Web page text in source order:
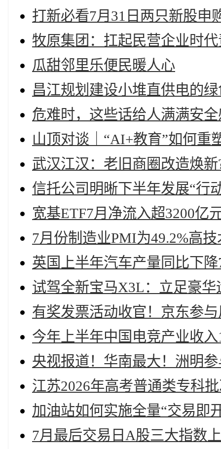
打新必看7月31日两只新股申
牧原集团：扛起民营企业时
瓜甜邻里乐便民暖人心
昌江规划建设小堆直供电的
危难时，这些话给人满满安
山顶对谈｜“AI+教育”如何重
武汉江汉：老旧商圈改造焕
信托公司明晰下半年发展“行
宽基ETF7月净流入超3200亿
7月份制造业PMI为49.2%高
英国上半年汽车产量同比下降
试驾全新宝马X3L：立足豪
有奖发票活动收官！京东参
今年上半年中国电竞产业收入
央视报道！华南最大！洲明
江苏2026年高考普通类专科
加油站如何实施全量“交易即
7月最后交易日A股三大指数